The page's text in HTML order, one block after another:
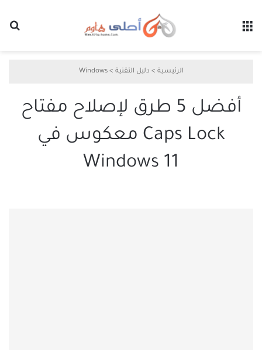
الرئيسية > دليل التقنية >
Windows
أفضل 5 طرق لإصلاح مفتاح
Caps Lock معكوس في
Windows 11